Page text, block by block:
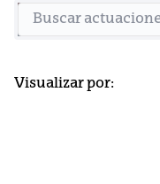
Buscar actuaciones
Visualizar por: